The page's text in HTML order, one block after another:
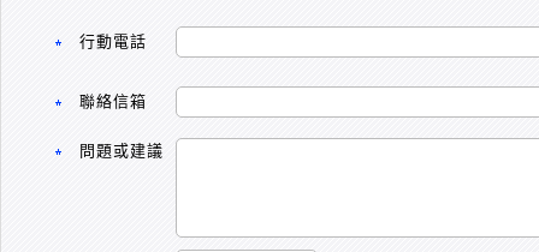
行動電話
聯絡信箱
問題或建議